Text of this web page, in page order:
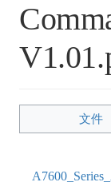
文件